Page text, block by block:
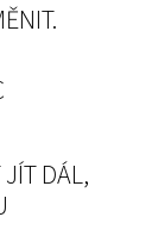
DÁL,